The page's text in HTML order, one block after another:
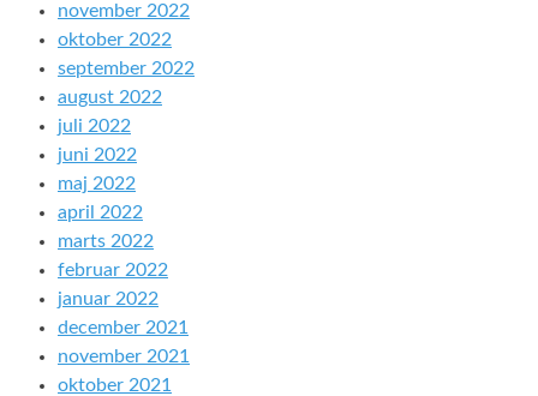
november 2022
oktober 2022
september 2022
august 2022
juli 2022
juni 2022
maj 2022
april 2022
marts 2022
februar 2022
januar 2022
december 2021
november 2021
oktober 2021